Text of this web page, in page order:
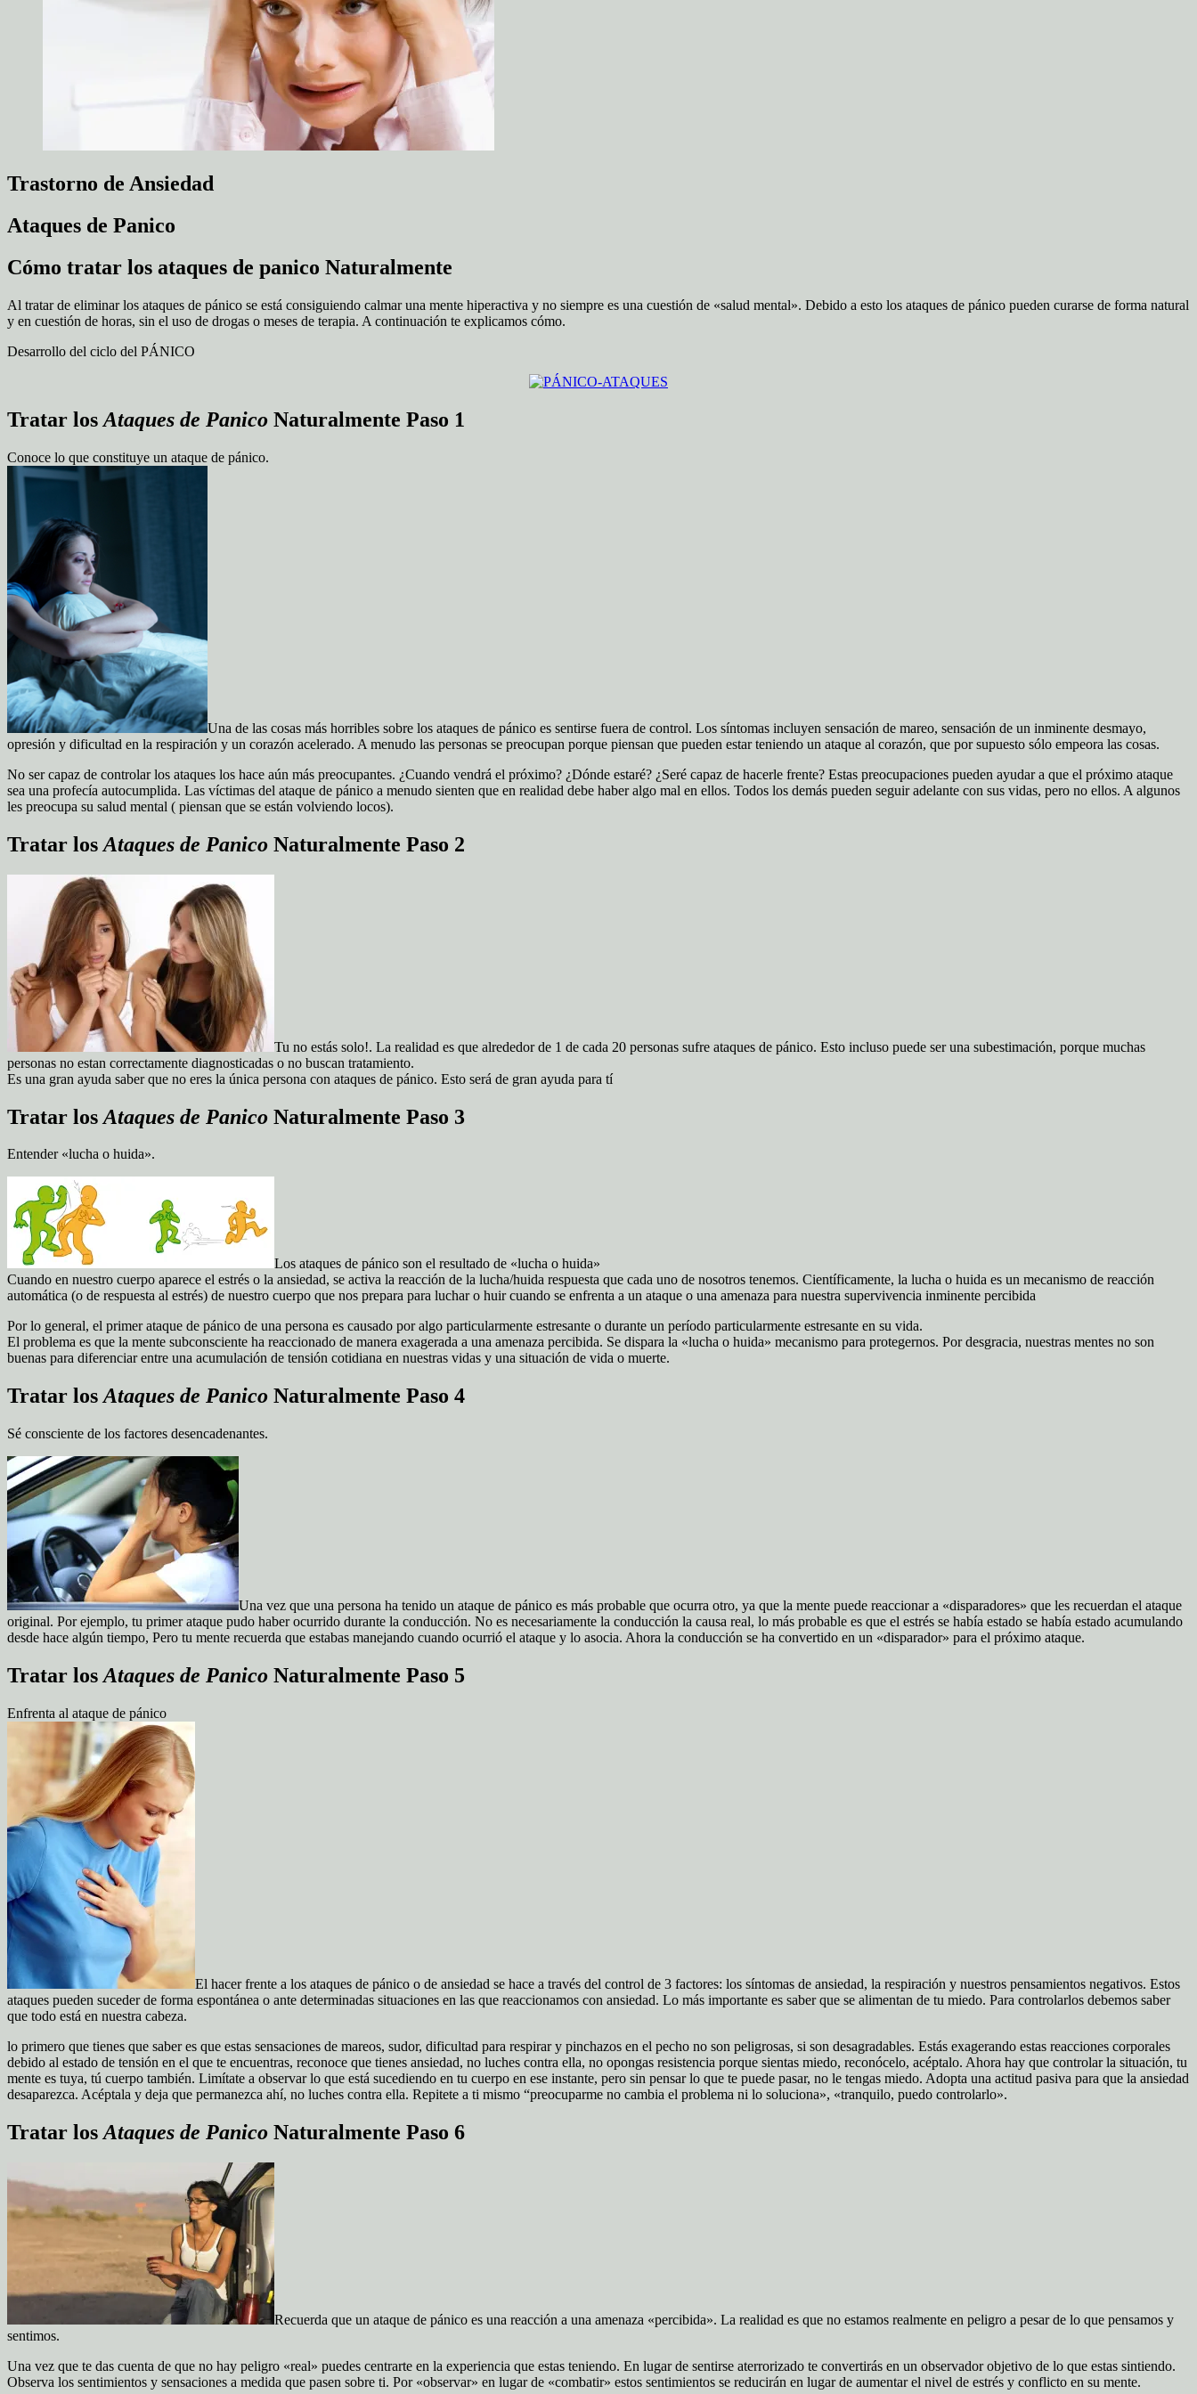
Trastorno de Ansiedad
Ataques de Panico
Cómo tratar los ataques de panico Naturalmente
Al tratar de eliminar los ataques de pánico se está consiguiendo calmar una mente hiperactiva y no siempre es una cuestión de «salud mental». Debido a esto los ataques de pánico pueden curarse de forma natural
y en cuestión de horas, sin el uso de drogas o meses de terapia. A continuación te explicamos cómo.
Desarrollo del ciclo del PÁNICO
Tratar los Ataques de Panico Naturalmente Paso 1
Conoce lo que constituye un ataque de pánico.
Una de las cosas más horribles sobre los ataques de pánico es sentirse fuera de control. Los síntomas incluyen sensación de mareo, sensación de un inminente desmayo,
opresión y dificultad en la respiración y un corazón acelerado. A menudo las personas se preocupan porque piensan que pueden estar teniendo un ataque al corazón, que por supuesto sólo empeora las cosas.
No ser capaz de controlar los ataques los hace aún más preocupantes. ¿Cuando vendrá el próximo? ¿Dónde estaré? ¿Seré capaz de hacerle frente? Estas preocupaciones pueden ayudar a que el próximo ataque
sea una profecía autocumplida. Las víctimas del ataque de pánico a menudo sienten que en realidad debe haber algo mal en ellos. Todos los demás pueden seguir adelante con sus vidas, pero no ellos. A algunos
les preocupa su salud mental ( piensan que se están volviendo locos).
Tratar los Ataques de Panico Naturalmente Paso 2
Tu no estás solo!. La realidad es que alrededor de 1 de cada 20 personas sufre ataques de pánico. Esto incluso puede ser una subestimación, porque muchas
personas no estan correctamente diagnosticadas o no buscan tratamiento.
Es una gran ayuda saber que no eres la única persona con ataques de pánico. Esto será de gran ayuda para tí
Tratar los Ataques de Panico Naturalmente Paso 3
Entender «lucha o huida».
Los ataques de pánico son el resultado de «lucha o huida»
Cuando en nuestro cuerpo aparece el estrés o la ansiedad, se activa la reacción de la lucha/huida respuesta que cada uno de nosotros tenemos. Científicamente, la lucha o huida es un mecanismo de reacción
automática (o de respuesta al estrés) de nuestro cuerpo que nos prepara para luchar o huir cuando se enfrenta a un ataque o una amenaza para nuestra supervivencia inminente percibida
Por lo general, el primer ataque de pánico de una persona es causado por algo particularmente estresante o durante un período particularmente estresante en su vida.
El problema es que la mente subconsciente ha reaccionado de manera exagerada a una amenaza percibida. Se dispara la «lucha o huida» mecanismo para protegernos. Por desgracia, nuestras mentes no son
buenas para diferenciar entre una acumulación de tensión cotidiana en nuestras vidas y una situación de vida o muerte.
Tratar losAtaques de Panico Naturalmente Paso 4
Sé consciente de los factores desencadenantes.
Una vez que una persona ha tenido un ataque de pánico es más probable que ocurra otro, ya que la mente puede reaccionar a «disparadores» que les recuerdan el ataque
original. Por ejemplo, tu primer ataque pudo haber ocurrido durante la conducción. No es necesariamente la conducción la causa real, lo más probable es que el estrés se había estado se había estado acumulando
desde hace algún tiempo, Pero tu mente recuerda que estabas manejando cuando ocurrió el ataque y lo asocia. Ahora la conducción se ha convertido en un «disparador» para el próximo ataque.
Tratar los Ataques de Panico Naturalmente Paso 5
Enfrenta al ataque de pánico
El hacer frente a los ataques de pánico o de ansiedad se hace a través del control de 3 factores: los síntomas de ansiedad, la respiración y nuestros pensamientos negativos. Estos
ataques pueden suceder de forma espontánea o ante determinadas situaciones en las que reaccionamos con ansiedad. Lo más importante es saber que se alimentan de tu miedo. Para controlarlos debemos saber
que todo está en nuestra cabeza.
lo primero que tienes que saber es que estas sensaciones de mareos, sudor, dificultad para respirar y pinchazos en el pecho no son peligrosas, si son desagradables. Estás exagerando estas reacciones corporales
debido al estado de tensión en el que te encuentras, reconoce que tienes ansiedad, no luches contra ella, no opongas resistencia porque sientas miedo, reconócelo, acéptalo. Ahora hay que controlar la situación, tu
mente es tuya, tú cuerpo también. Limítate a observar lo que está sucediendo en tu cuerpo en ese instante, pero sin pensar lo que te puede pasar, no le tengas miedo. Adopta una actitud pasiva para que la ansiedad
desaparezca. Acéptala y deja que permanezca ahí, no luches contra ella. Repitete a ti mismo “preocuparme no cambia el problema ni lo soluciona», «tranquilo, puedo controlarlo».
Tratar los Ataques de Panico Naturalmente Paso 6
Recuerda que un ataque de pánico es una reacción a una amenaza «percibida». La realidad es que no estamos realmente en peligro a pesar de lo que pensamos y
sentimos.
Una vez que te das cuenta de que no hay peligro «real» puedes centrarte en la experiencia que estas teniendo. En lugar de sentirse aterrorizado te convertirás en un observador objetivo de lo que estas sintiendo.
Observa los sentimientos y sensaciones a medida que pasen sobre ti. Por «observar» en lugar de «combatir» estos sentimientos se reducirán en lugar de aumentar el nivel de estrés y conflicto en su mente.